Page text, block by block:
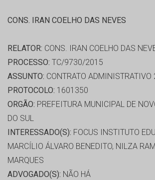
CONS. IRAN COELHO DAS NEVES
RELATOR: CONS. IRAN COELHO DAS
PROCESSO: TC/9730/2015
ASSUNTO: CONTRATO ADMINISTRATIVO
PROTOCOLO: 1601350
ORGÃO: PREFEITURA MUNICIPAL DE
DO SUL
INTERESSADO(S): FOCUS INSTITUTO
MARCÍLIO ÁLVARO BENEDITO, NILZA
MARQUES
ADVOGADO(S): NÃO HÁ